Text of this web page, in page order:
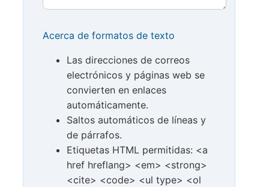
Acerca de formatos de texto
Las direcciones de correos
electrónicos y páginas web se
convierten en enlaces
automáticamente.
Saltos automáticos de líneas y
de párrafos.
Etiquetas HTML permitidas: <a
href hreflang> <em> <strong>
<cite> <code> <ul type> <ol